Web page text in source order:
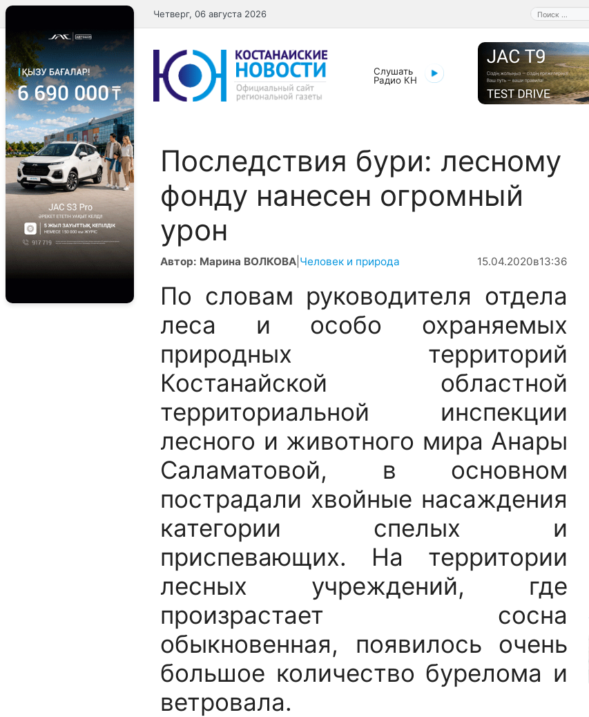
Перейти
к
содержимому
Поиск:
Четверг, 06 августа 2026
Слушать
Радио КН
Последствия бури: лесному
фонду нанесен огромный
урон
Автор: Марина ВОЛКОВА Человек и природа 15.04.2020в13:36
По словам руководителя отдела
леса и особо охраняемых
природных территорий
Костанайской областной
территориальной инспекции
лесного и животного мира Анары
Саламатовой, в основном
пострадали хвойные насаждения
категории спелых и
приспевающих. На территории
лесных учреждений, где
произрастает сосна
обыкновенная, появилось очень
большое количество бурелома и
ветровала.